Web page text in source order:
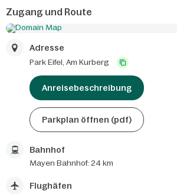
Zugang und Route
Adresse
Park Eifel, Am Kurberg
Anreisebeschreibung
Parkplan öffnen (pdf)
Bahnhof
Mayen Bahnhof: 24 km
Flughäfen